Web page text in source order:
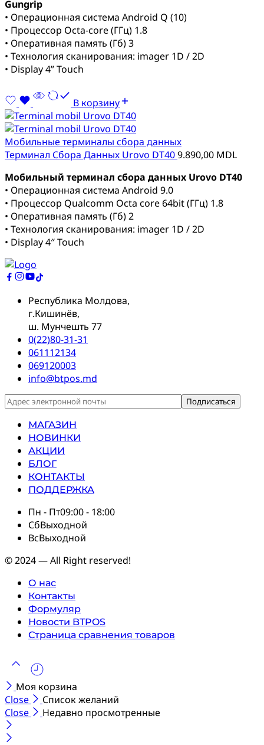
Gungrip
• Операционная система Android Q (10)
• Процессор Octa-core (ГГц) 1.8
• Оперативная память (Гб) 3
• Технология сканирования: imager 1D / 2D
• Display 4” Touch
В корзину
Мобильные терминалы сбора данных
Терминал Сбора Данных Urovo DT409.890,00 MDL
Мобильный терминал сбора данных Urovo DT40
• Операционная система Android 9.0
• Процессор Qualcomm Octa core 64bit (ГГц) 1.8
• Оперативная память (Гб) 2
• Технология сканирования: imager 1D / 2D
• Display 4″ Touch
Республика Молдова,
г.Кишинёв,
ш. Мунчешть 77
0(22)80-31-31
061112134
069120003
info@btpos.md
МАГАЗИН
НОВИНКИ
АКЦИИ
БЛОГ
КОНТАКТЫ
ПОДДЕРЖКА
Пн - Пт09:00 - 18:00
СбВыходной
ВсВыходной
© 2024 — All Right reserved!
О нас
Контакты
Формуляр
Новости BTPOS
Страница сравнения товаров
Моя корзина
Close
Список желаний
Close
Недавно просмотренные